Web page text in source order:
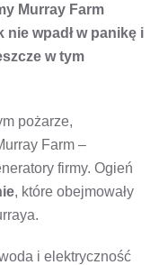
Murray Farm
nie wpadł w panikę i
w tym
pożarze,
Farm –
firmy. Ogień
, które obejmowały
i elektryczność